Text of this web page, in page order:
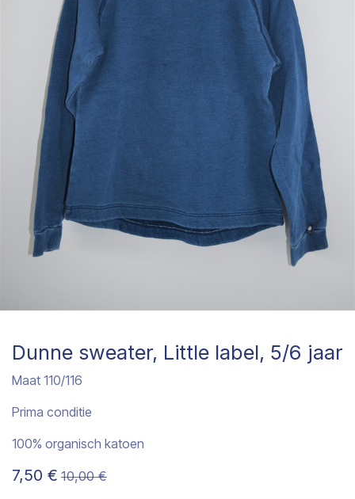
Dunne sweater, Little label, 5/6 jaar
Maat 110/116
Prima conditie
100% organisch katoen
7,50 € 10,00€